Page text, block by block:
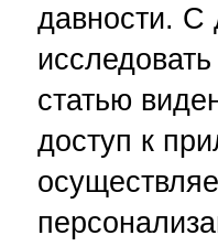
давности. С
статью
доступ к